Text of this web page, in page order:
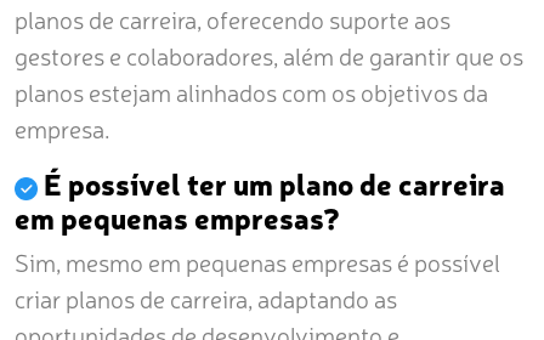
planos de carreira, oferecendo suporte aos
gestores e colaboradores, além de garantir que os
planos estejam alinhados com os objetivos da
empresa.
É possível ter um plano de carreira
em pequenas empresas?
Sim, mesmo em pequenas empresas é possível
criar planos de carreira, adaptando as